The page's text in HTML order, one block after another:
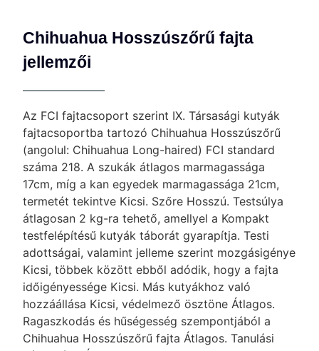
Chihuahua Hosszúszőrű fajta
jellemzői
Az FCI fajtacsoport szerint IX. Társasági kutyák
fajtacsoportba tartozó Chihuahua Hosszúszőrű
(angolul: Chihuahua Long-haired) FCI standard
száma 218. A szukák átlagos marmagassága
17cm, míg a kan egyedek marmagassága 21cm,
termetét tekintve Kicsi. Szőre Hosszú. Testsúlya
átlagosan 2 kg-ra tehető, amellyel a Kompakt
testfelépítésű kutyák táborát gyarapítja. Testi
adottságai, valamint jelleme szerint mozgásigénye
Kicsi, többek között ebből adódik, hogy a fajta
időigényessége Kicsi. Más kutyákhoz való
hozzáállása Kicsi, védelmező ösztöne Átlagos.
Ragaszkodás és hűségesség szempontjából a
Chihuahua Hosszúszőrű fajta Átlagos. Tanulási